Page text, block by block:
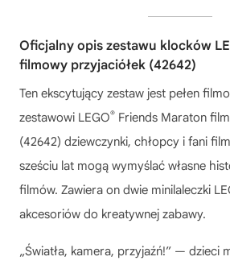
Oficjalny opis zestawu klocków
filmowy przyjaciółek (42642)
Ten ekscytujący zestaw jest pełen
zestawowi LEGO® Friends Maraton
(42642) dziewczynki, chłopcy i fani
sześciu lat mogą wymyślać własne
filmów. Zawiera on dwie minilaleczki
akcesoriów do kreatywnej zabawy.
„Światła, kamera, przyjaźń!” — dzieci